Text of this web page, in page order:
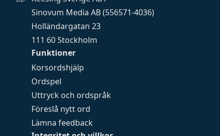
Funktioner
Korsordshjälp
Ordspel
Uttryck och ordspråk
Föreslå nytt ord
Lämna feedback
Sinovum Media AB (556571-4036)
Holländargatan 23
111 60 Stockholm